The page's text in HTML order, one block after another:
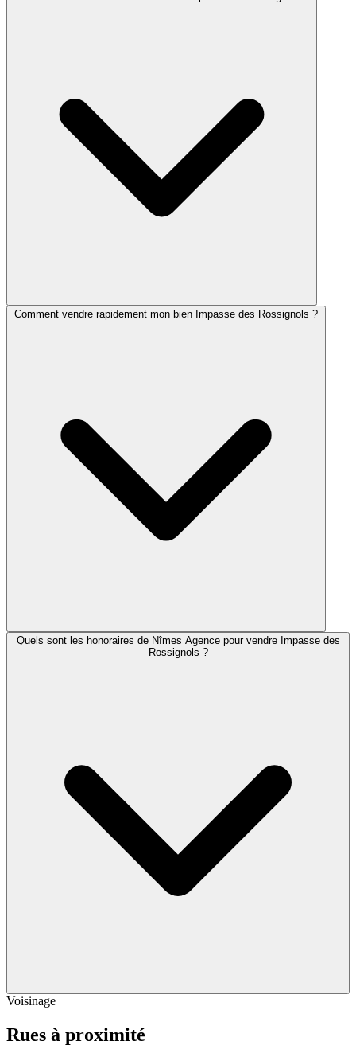
Comment vendre rapidement mon bien Impasse des Rossignols ?
Quels sont les honoraires de Nîmes Agence pour vendre Impasse des
Rossignols ?
Voisinage
Rues à proximité